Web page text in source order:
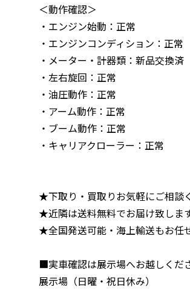
＜動作確認＞
・エンジン始動：正常
・エンジンコンディション：正常
・メーター・計器類：新品交換済
・左右旋回：正常
・油圧動作：正常
・アーム動作：正常
・ブーム動作：正常
・キャリアクローラー：正常
★下取り・買取りお気軽にご相談
★近隣は送料無料でお届け致しま
★全国発送可能・海上輸送もお任
■実車確認は展示場へお越しくだ
展示場（日曜・祝日休み）